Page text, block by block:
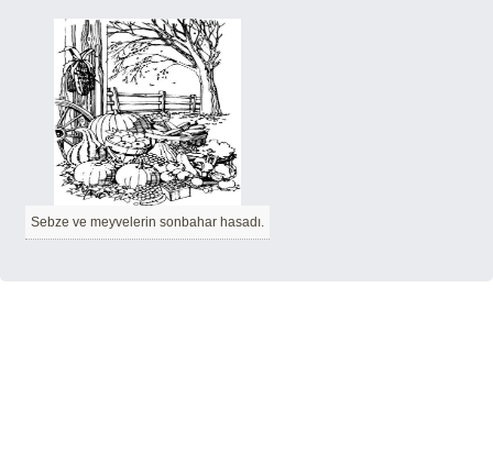
Sebze ve meyvelerin sonbahar hasadı.